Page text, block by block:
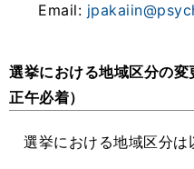
Email:
選挙における地域区分の
正午必着）
選挙における地域区分は